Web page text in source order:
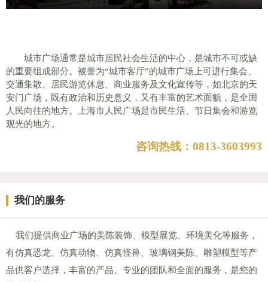
城市广场通常是城市居民社会生活的中心，是城市不可或缺
的重要组成部分。被誉为“城市客厅”的城市广场上可进行集会、
交通集散、居民游览休息、商业服务及文化宣传等，如北京的天
安门广场，既有政治和历史意义，又有丰富的艺术面貌，是全国
人民向往的地方。上海市人民广场是市民生活、节日集会和游览
观光的地方。
咨询热线：0813-3603993
我们的服务
我们提供商业广场的美陈装饰、模型展览、环境美化等服务，
有仿真恐龙、仿真动物、仿真怪兽、玻璃钢美陈、雕塑模型等产
品供客户选择，丰富的产品、专业的团队和全面的服务，是您的